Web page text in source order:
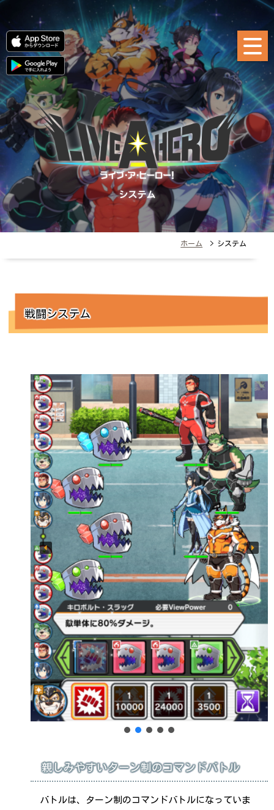
システム
ホーム > システム
戦闘システム
親しみやすいターン制のコマンドバトル
バトルは、ターン制のコマンドバトルになっていま